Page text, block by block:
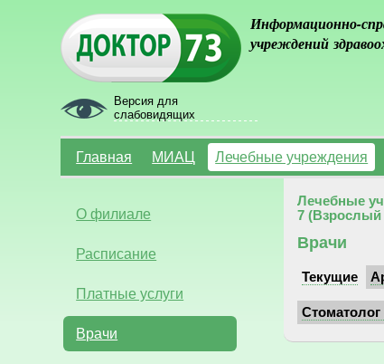
Версия для
слабовидящих
Информационно-
учреждений
Главная МИАЦ Лечебные учреждения
О филиале
Расписание
Платные услуги
Врачи
Лечебные
7 (Взрослый
Врачи
Текущие
Стоматолог